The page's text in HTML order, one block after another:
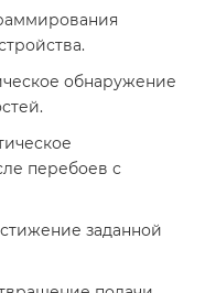
обнаружение
перебоев с
заданной